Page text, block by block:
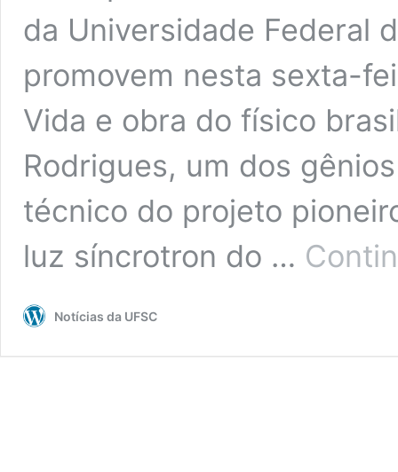
da Universidade Federal
promovem nesta sexta-
Vida e obra do físico
Rodrigues, um dos
técnico do projeto
luz síncrotron do …
Notícias da UFSC